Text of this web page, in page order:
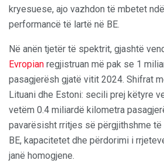
kryesuese, ajo vazhdon të mbetet
performancë të lartë në BE.
Në anën tjetër të spektrit, gjashtë
Evropian regjistruan më pak se 1
pasagjerësh gjatë vitit 2024. Shifrat
Lituani dhe Estoni: secili prej këtyre
vetëm 0.4 miliardë kilometra
pavarësisht rritjes së përgjithshme
BE, kapacitetet dhe përdorimi i
janë homogjene.